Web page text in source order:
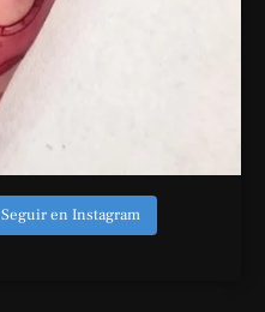
Seguir en Instagram